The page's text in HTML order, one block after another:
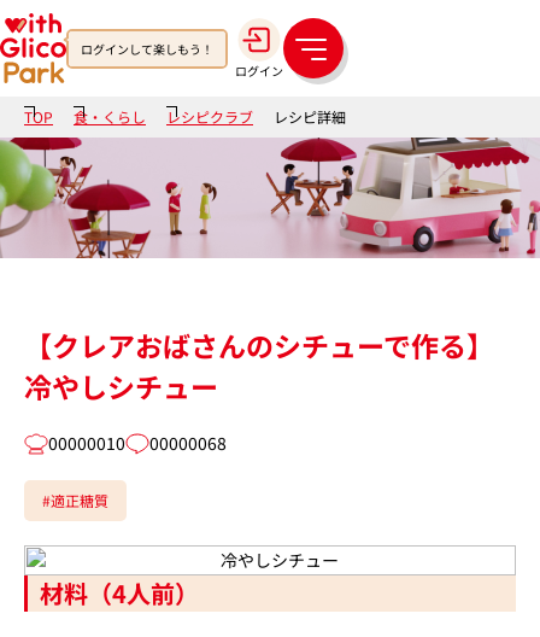
ログインして楽しもう！
ログイン
メ
ニ
ュ
ー
TOP 食・くらし レシピクラブ レシピ詳細
【クレアおばさんのシチューで作る】
冷やしシチュー
00000010 00000068
#適正糖質
材料（4人前）